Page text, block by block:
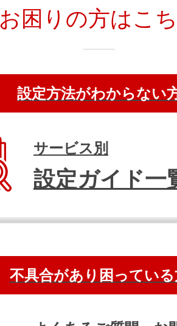
お困りの方はこ
設定方法がわからない
サービス別
設定ガイド一
不具合があり困っている